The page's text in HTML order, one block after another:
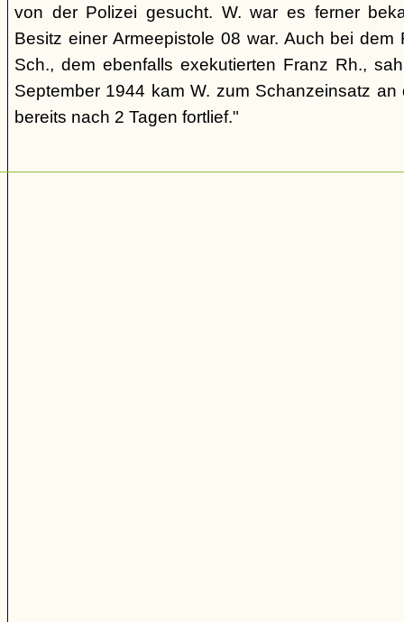
von der Polizei gesucht. W. war es ferner
Besitz einer Armeepistole 08 war. Auch bei
Sch., dem ebenfalls exekutierten Franz Rh.,
September 1944 kam W. zum Schanzeinsatz
bereits nach 2 Tagen fortlief."